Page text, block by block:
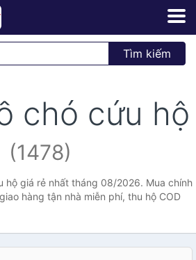
Tìm kiếm
chó cứu hộ
(1478)
hộ giá rẻ nhất tháng 08/2026. Mua chính
hàng tận nhà miễn phí, thu hộ COD